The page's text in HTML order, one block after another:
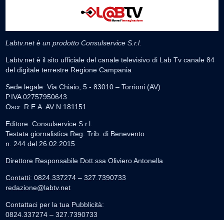
Labtv.net è un prodotto Consulservice S.r.l.
Labtv.net è il sito ufficiale del canale televisivo di Lab Tv canale 84
del digitale terrestre Regione Campania
Sede legale: Via Chiaio, 5 - 83010 – Torrioni (AV)
P.IVA 02757950643
Oscr. R.E.A. AV N.181151
Editore: Consulservice S.r.l.
Testata giornalistica Reg. Trib. di Benevento
n. 244 del 26.02.2015
Direttore Responsabile Dott.ssa Oliviero Antonella
Contatti: 0824.337274 – 327.7390733
redazione@labtv.net
Contattaci per la tua Pubblicità:
0824.337274 – 327.7390733